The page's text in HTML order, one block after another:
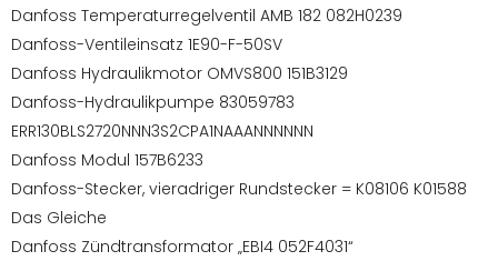
Danfoss Temperaturregelventil AMB 182 082H0239
Danfoss-Ventileinsatz 1E90-F-50SV
Danfoss Hydraulikmotor OMVS800 151B3129
Danfoss-Hydraulikpumpe 83059783
ERR130BLS2720NNN3S2CPA1NAAANNNNNN
Danfoss Modul 157B6233
Danfoss-Stecker, vieradriger Rundstecker = K08106 K01588
Das Gleiche
Danfoss Zündtransformator „EBI4 052F4031“